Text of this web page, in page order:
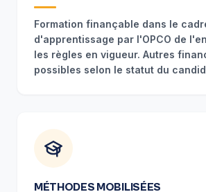
Formation finançable dans le
d'apprentissage par l'OPCO de
les règles en vigueur. Autres
possibles selon le statut du
MÉTHODES MOBILISÉES